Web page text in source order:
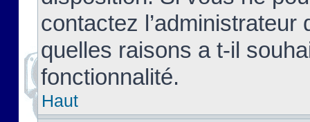
contactez
quelles raisons a t-il
fonctionnalité.
Haut